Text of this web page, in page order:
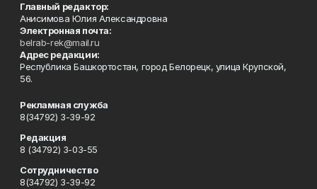
Главный редактор:
Анисимова Юлия Александровна
Электронная почта:
belrab-rek@mail.ru
Адрес редакции:
Республика Башкортостан, город Белорецк, улица Крупской,
56.
Рекламная служба
8(34792) 3-39-92
Редакция
8 (34792) 3-03-55
Сотрудничество
8(34792) 3-39-92